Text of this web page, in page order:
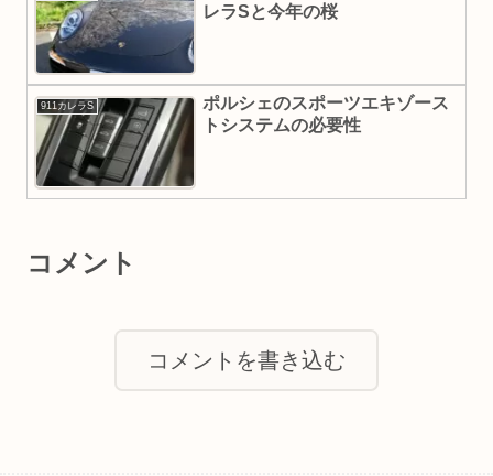
レラSと今年の桜
911カレラS
ポルシェのスポーツエキゾース
トシステムの必要性
コメント
コメントを書き込む